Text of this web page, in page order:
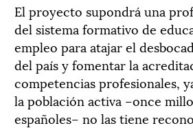
El proyecto supondrá una
del sistema formativo de
empleo para atajar el
del país y fomentar la
competencias profesionales,
la población activa –once
españoles– no las tiene